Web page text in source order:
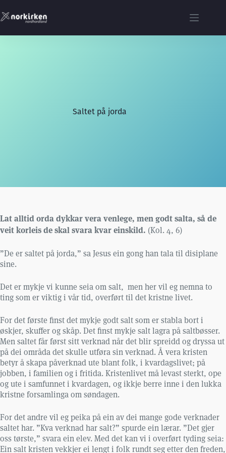
til
innholdet
Saltet på jorda
Lat alltid orda dykkar vera venlege, men godt salta, så de
veit korleis de skal svara kvar einskild. (Kol. 4, 6)
”De er saltet på jorda,” sa Jesus ein gong han tala til disiplane
sine.
Det er mykje vi kunne seia om salt, men her vil eg nemna to
ting som er viktig i vår tid, overført til det kristne livet.
For det første finst det mykje godt salt som er stabla bort i
øskjer, skuffer og skåp. Det finst mykje salt lagra på saltbøsser.
Men saltet får først sitt verknad når det blir spreidd og dryssa ut
på dei områda det skulle utføra sin verknad. Å vera kristen
betyr å skapa påverknad ute blant folk, i kvardagslivet; på
jobben, i familien og i fritida. Kristenlivet må levast sterkt, ope
og ute i samfunnet i kvardagen, og ikkje berre inne i den lukka
kristne forsamlinga om søndagen.
For det andre vil eg peika på ein av dei mange gode verknader
saltet har. ”Kva verknad har salt?” spurde ein lærar. ”Det gjer
oss tørste,” svara ein elev. Med det kan vi i overført tyding seia:
Ein salt kristen vekkjer ei lengt i folk rundt seg etter den freden,